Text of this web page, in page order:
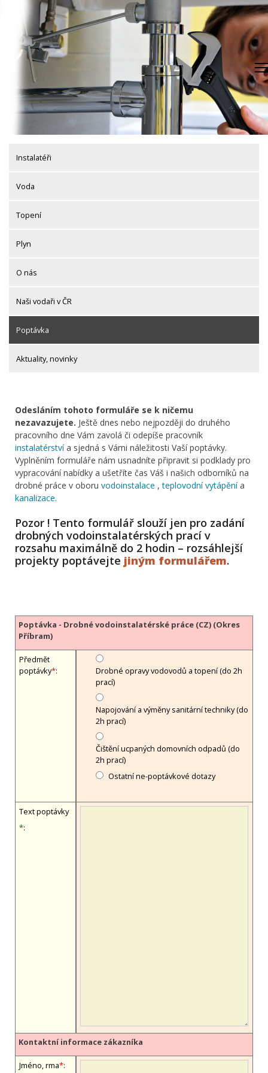
content
Instalatéři
Voda
Topení
Plyn
O nás
Naši vodaři v ČR
Poptávka
Aktuality, novinky
Odesláním tohoto formuláře se k ničemu
nezavazujete. Ještě dnes nebo nejpozději do druhého
pracovního dne Vám zavolá či odepíše pracovník
instalatérstvía sjedná s Vámi náležitosti Vaší poptávky.
Vyplněním formuláře nám usnadníte připravit si podklady pro
vypracování nabídky a ušetříte čas Váš i našich odborníků na
drobné práce v oboru vodoinstalace ,teplovodní vytápěnía
kanalizace.
Pozor ! Tento formulář slouží jen pro zadání
drobných vodoinstalatérských prací v
rozsahu maximálně do 2 hodin – rozsáhlejší
projekty poptávejte jiným formulářem.
Poptávka - Drobné vodoinstalatérské práce (CZ) (Okres
Příbram)
Předmět
poptávky*:
Drobné opravy vodovodů a topení (do 2h
prací)
Napojování a výměny sanitární techniky (do
2h prací)
Čištění ucpaných domovních odpadů (do
2h prací)
Ostatní ne-poptávkové dotazy
Text poptávky
*:
Kontaktní informace zákazníka
Jméno, firma*: